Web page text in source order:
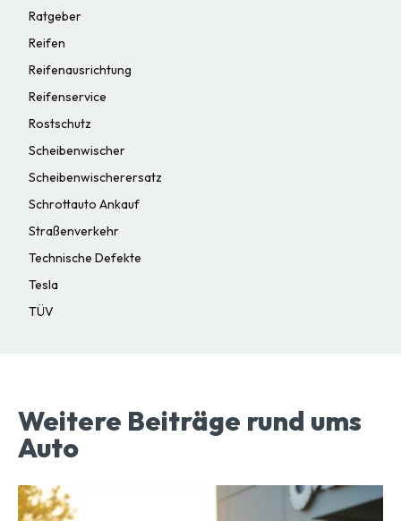
Ratgeber
Reifen
Reifenausrichtung
Reifenservice
Rostschutz
Scheibenwischer
Scheibenwischerersatz
Schrottauto Ankauf
Straßenverkehr
Technische Defekte
Tesla
TÜV
Weitere Beiträge rund ums
Auto